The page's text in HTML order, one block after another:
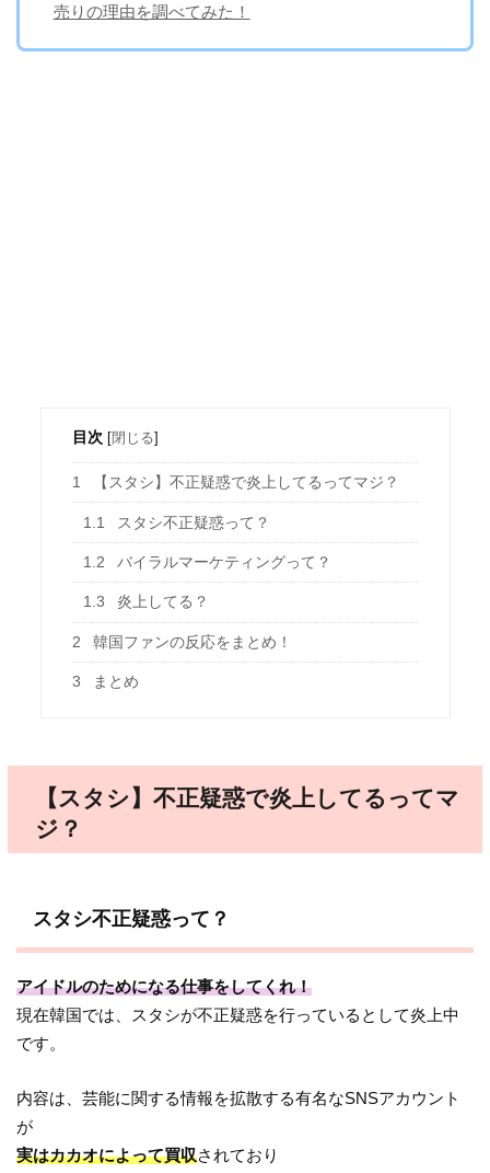
売りの理由を調べてみた！
目次 [閉じる]
1 【スタシ】不正疑惑で炎上してるってマジ？
1.1 スタシ不正疑惑って？
1.2 バイラルマーケティングって？
1.3 炎上してる？
2 韓国ファンの反応をまとめ！
3 まとめ
【スタシ】不正疑惑で炎上してるってマ
ジ？
スタシ不正疑惑って？
アイドルのためになる仕事をしてくれ！
現在韓国では、スタシが不正疑惑を行っているとして炎上中
です。
内容は、芸能に関する情報を拡散する有名なSNSアカウント
が
実はカカオによって買収されており